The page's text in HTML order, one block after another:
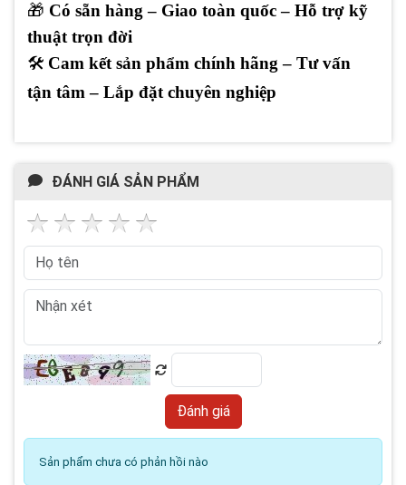
🎁 Có sẵn hàng – Giao toàn quốc – Hỗ trợ kỹ
thuật trọn đời
🛠️ Cam kết sản phẩm chính hãng – Tư vấn
tận tâm – Lắp đặt chuyên nghiệp
ĐÁNH GIÁ SẢN PHẨM
Sản phẩm chưa có phản hồi nào